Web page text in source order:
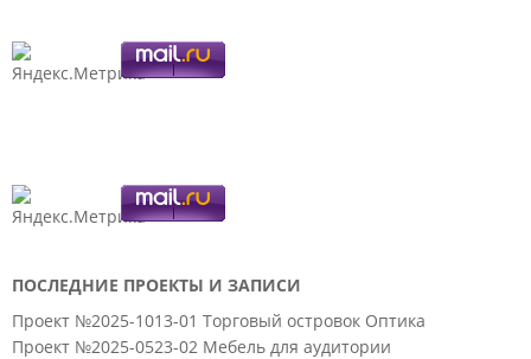
ПОСЛЕДНИЕ ПРОЕКТЫ И ЗАПИСИ
Проект №2025-1013-01 Торговый островок Оптика
Проект №2025-0523-02 Мебель для аудитории